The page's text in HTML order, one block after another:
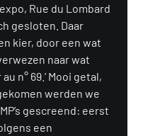
Rue du Lombard
gesloten. Daar
kier, door een wat
naar wat
n° 69.’ Mooi getal,
werden we
gescreend: eerst
een